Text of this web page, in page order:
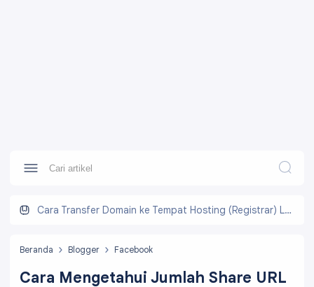
Cara Transfer Domain ke Tempat Hosting (Registrar) Lain
Beranda Blogger Facebook
Cara Mengetahui Jumlah Share URL